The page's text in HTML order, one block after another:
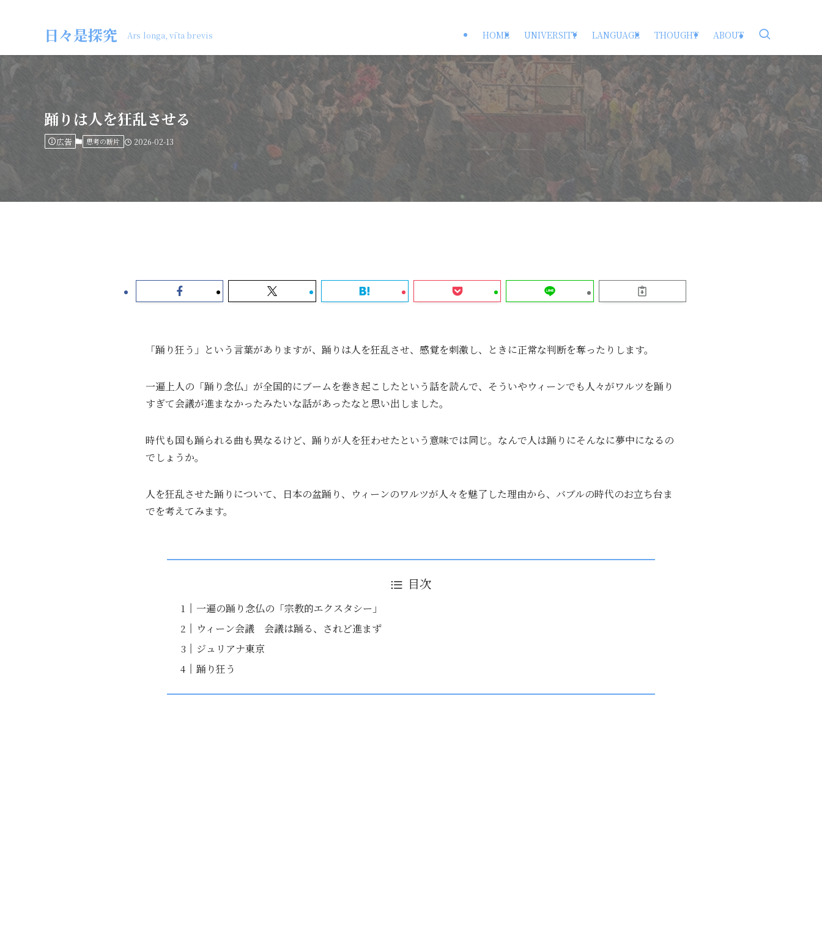
日々是探究 Ars longa, vīta brevis HOME UNIVERSITY LANGUAGE THOUGHT ABOUT
踊りは人を狂乱させる
広告 思考の断片 2026-02-13
「踊り狂う」という言葉がありますが、踊りは人を狂乱させ、感覚を刺激し、ときに正常な判断を奪ったりします。
一遍上人の「踊り念仏」が全国的にブームを巻き起こしたという話を読んで、そういやウィーンでも人々がワルツを踊り
すぎて会議が進まなかったみたいな話があったなと思い出しました。
時代も国も踊られる曲も異なるけど、踊りが人を狂わせたという意味では同じ。なんで人は踊りにそんなに夢中になるの
でしょうか。
人を狂乱させた踊りについて、日本の盆踊り、ウィーンのワルツが人々を魅了した理由から、バブルの時代のお立ち台ま
でを考えてみます。
目次
一遍の踊り念仏の「宗教的エクスタシー」
ウィーン会議 会議は踊る、されど進まず
ジュリアナ東京
踊り狂う